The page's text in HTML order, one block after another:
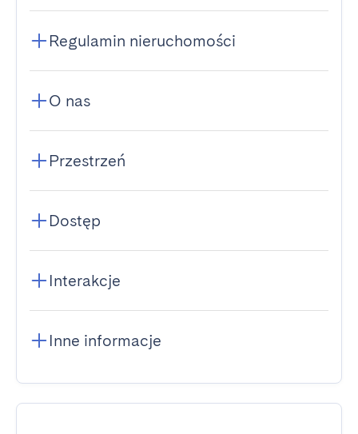
Regulamin nieruchomości
O nas
Przestrzeń
Dostęp
Interakcje
Inne informacje